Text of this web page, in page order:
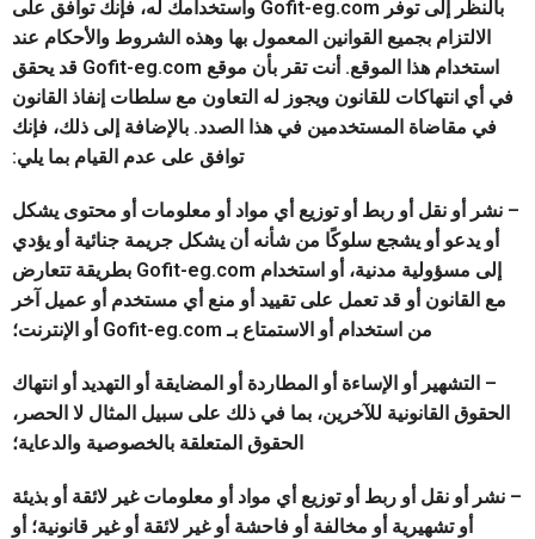
بالنظر إلى توفر Gofit-eg.com واستخدامك له، فإنك توافق على
الالتزام بجميع القوانين المعمول بها وهذه الشروط والأحكام عند
استخدام هذا الموقع. أنت تقر بأن موقع Gofit-eg.com قد يحقق
في أي انتهاكات للقانون ويجوز له التعاون مع سلطات إنفاذ القانون
في مقاضاة المستخدمين في هذا الصدد. بالإضافة إلى ذلك، فإنك
توافق على عدم القيام بما يلي:
– نشر أو نقل أو ربط أو توزيع أي مواد أو معلومات أو محتوى يشكل
أو يدعو أو يشجع سلوكًا من شأنه أن يشكل جريمة جنائية أو يؤدي
إلى مسؤولية مدنية، أو استخدام Gofit-eg.com بطريقة تتعارض
مع القانون أو قد تعمل على تقييد أو منع أي مستخدم أو عميل آخر
من استخدام أو الاستمتاع بـ Gofit-eg.com أو الإنترنت؛
– التشهير أو الإساءة أو المطاردة أو المضايقة أو التهديد أو انتهاك
الحقوق القانونية للآخرين، بما في ذلك على سبيل المثال لا الحصر،
الحقوق المتعلقة بالخصوصية والدعاية؛
– نشر أو نقل أو ربط أو توزيع أي مواد أو معلومات غير لائقة أو بذيئة
أو تشهيرية أو مخالفة أو فاحشة أو غير لائقة أو غير قانونية؛ أو